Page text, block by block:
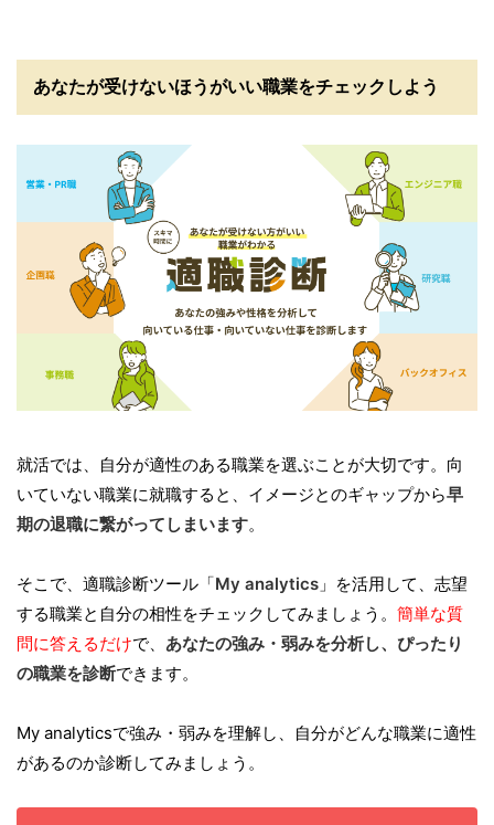
あなたが受けないほうがいい職業をチェックしよう
就活では、自分が適性のある職業を選ぶことが大切です。向
いていない職業に就職すると、イメージとのギャップから早
期の退職に繋がってしまいます。
そこで、適職診断ツール「My analytics 」を活用して、志望
する職業と自分の相性をチェックしてみましょう。 簡単な質
問に答えるだけで、 あなたの強み・弱みを分析し、ぴったり
の職業を診断できます。
My analyticsで強み・弱みを理解し、自分がどんな職業に適性
があるのか診断してみましょう。